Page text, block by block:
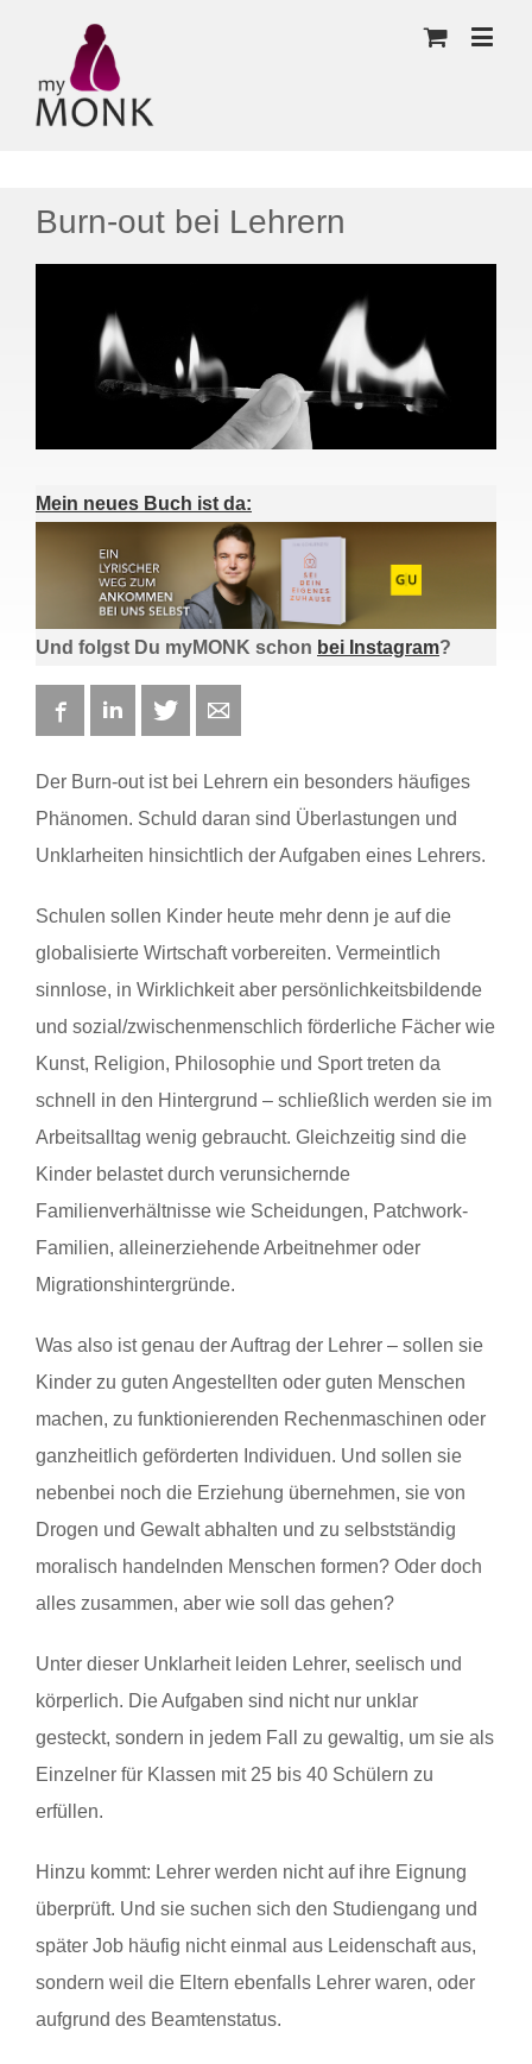
Burn-out bei Lehrern
Mein neues Buch ist da:
Und folgst Du myMONK schon bei Instagram?
FacebookLinkedIn Twitter
Der Burn-out ist bei Lehrern ein besonders häufiges
Phänomen. Schuld daran sind Überlastungen und
Unklarheiten hinsichtlich der Aufgaben eines Lehrers.
Schulen sollen Kinder heute mehr denn je auf die
globalisierte Wirtschaft vorbereiten. Vermeintlich
sinnlose, in Wirklichkeit aber persönlichkeitsbildende
und sozial/zwischenmenschlich förderliche Fächer wie
Kunst, Religion, Philosophie und Sport treten da
schnell in den Hintergrund – schließlich werden sie im
Arbeitsalltag wenig gebraucht. Gleichzeitig sind die
Kinder belastet durch verunsichernde
Familienverhältnisse wie Scheidungen, Patchwork-
Familien, alleinerziehende Arbeitnehmer oder
Migrationshintergründe.
Was also ist genau der Auftrag der Lehrer – sollen sie
Kinder zu guten Angestellten oder guten Menschen
machen, zu funktionierenden Rechenmaschinen oder
ganzheitlich geförderten Individuen. Und sollen sie
nebenbei noch die Erziehung übernehmen, sie von
Drogen und Gewalt abhalten und zu selbstständig
moralisch handelnden Menschen formen? Oder doch
alles zusammen, aber wie soll das gehen?
Unter dieser Unklarheit leiden Lehrer, seelisch und
körperlich. Die Aufgaben sind nicht nur unklar
gesteckt, sondern in jedem Fall zu gewaltig, um sie als
Einzelner für Klassen mit 25 bis 40 Schülern zu
erfüllen.
Hinzu kommt: Lehrer werden nicht auf ihre Eignung
überprüft. Und sie suchen sich den Studiengang und
später Job häufig nicht einmal aus Leidenschaft aus,
sondern weil die Eltern ebenfalls Lehrer waren, oder
aufgrund des Beamtenstatus.